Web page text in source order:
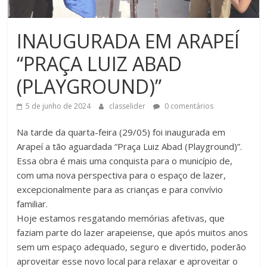
INAUGURADA EM ARAPEÍ
“PRAÇA LUIZ ABAD
(PLAYGROUND)”
5 de junho de 2024 classelider 0 comentários
Na tarde da quarta-feira (29/05) foi inaugurada em
Arapeí a tão aguardada “Praça Luiz Abad (Playground)”.
Essa obra é mais uma conquista para o município de,
com uma nova perspectiva para o espaço de lazer,
excepcionalmente para as crianças e para convívio
familiar.
Hoje estamos resgatando memórias afetivas, que
faziam parte do lazer arapeiense, que após muitos anos
sem um espaço adequado, seguro e divertido, poderão
aproveitar esse novo local para relaxar e aproveitar o